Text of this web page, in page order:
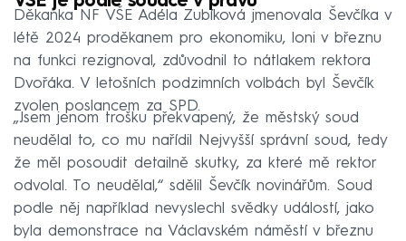
Děkanka NF VŠE Adéla Zubíková jmenovala Ševčíka v
létě 2024 proděkanem pro ekonomiku, loni v březnu
na funkci rezignoval, zdůvodnil to nátlakem rektora
Dvořáka. V letošních podzimních volbách byl Ševčík
zvolen poslancem za SPD.
„Jsem jenom trošku překvapený, že městský soud
neudělal to, co mu nařídil Nejvyšší správní soud, tedy
že měl posoudit detailně skutky, za které mě rektor
odvolal. To neudělal,“ sdělil Ševčík novinářům. Soud
podle něj například nevyslechl svědky událostí, jako
byla demonstrace na Václavském náměstí v březnu